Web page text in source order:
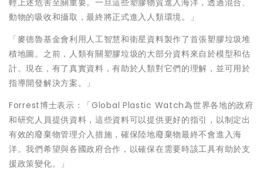
輕上述危害至關重要。一旦這些塑膠物質進入海洋，透過混合、
動物的吸收和攝取，最終將正式進入人類環境。」
「麥德魯基金會利用人工智慧和衛星資料製作了首張塑膠垃圾堆
積地圖。之前，人類有關塑膠垃圾的大部分資料來自於模型和估
計。現在，有了真實資料，有助於人類對它們的理解，並可用於
指導開發解決方案。」
Forrest博士表示：「Global Plastic Watch為世界各地的政府
和研究人員提供資料，這些資料可以提供更好的指引，以制定出
有效的廢棄物管理介入措施，確保陸地廢棄物最終不會進入海
洋。我們希望與各國政府合作，以確保在需要時該工具有助於支
援政策變化。」